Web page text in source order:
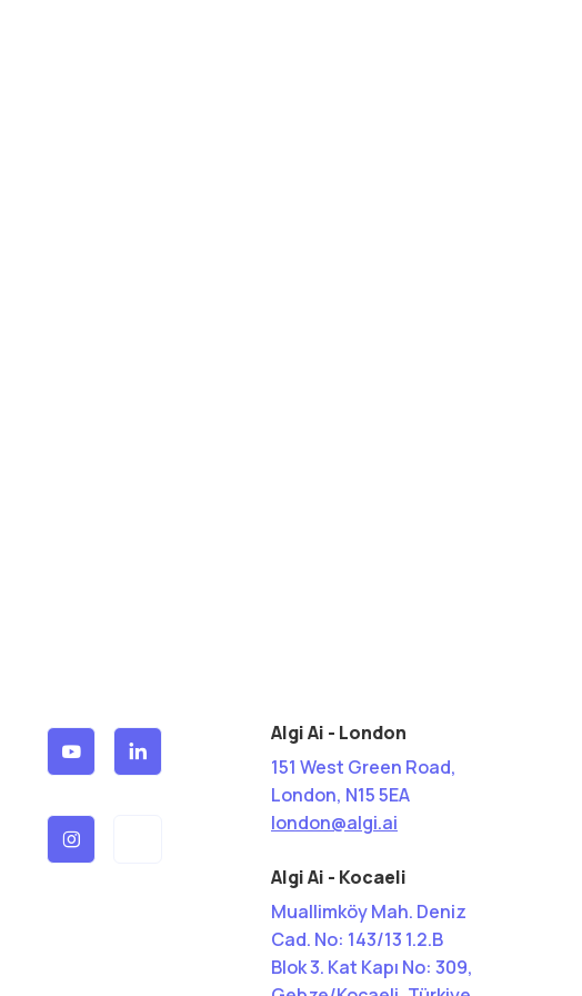
Algi Ai - London
151 West Green Road,
London, N15 5EA
london@algi.ai
Algi Ai - Kocaeli
Muallimköy Mah. Deniz
Cad. No: 143/13 1.2.B
Blok 3. Kat Kapı No: 309,